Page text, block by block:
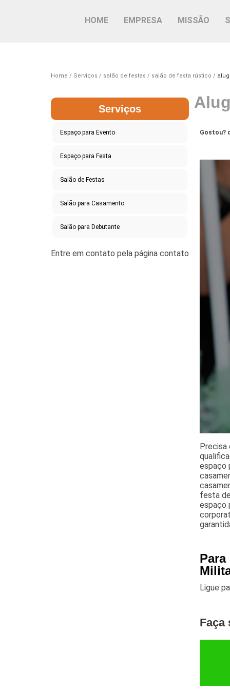
HOME EMPRESA MISSÃO
Home Serviços salão de festas salão de festa rústico
Serviços
Espaço para Evento
Espaço para Festa
Salão de Festas
Salão para Casamento
Salão para Debutante
Gostou?
espaço
festa
espaço
Ligue
Faça